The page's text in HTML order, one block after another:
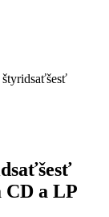
CD a LP